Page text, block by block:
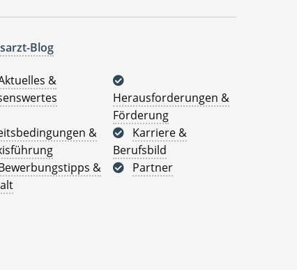
Blog
&
&
&
Herausforderungen &
Förderung
Karriere &
Berufsbild
Partner